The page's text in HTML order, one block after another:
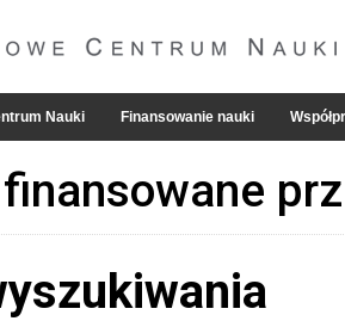
Nauki Finansowanie nauki